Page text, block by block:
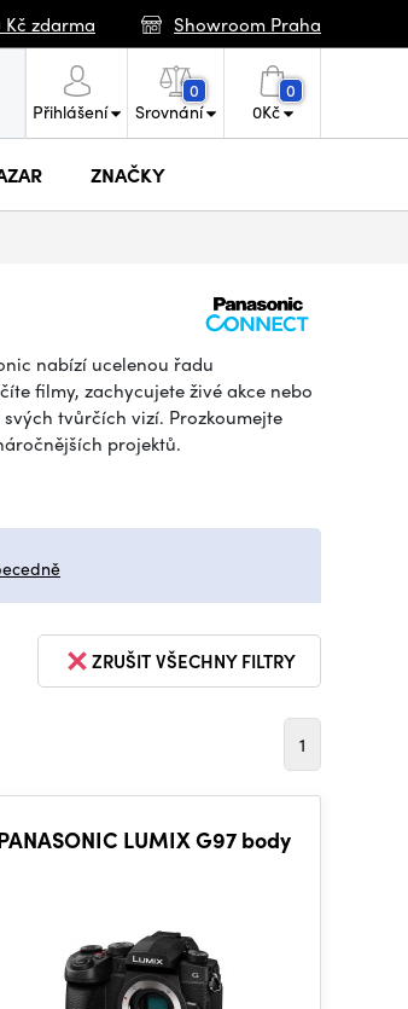
zdarma Showroom Praha
Přihlášení
0
Srovnání
0
0Kč
ZNAČKY
nabízí ucelenou řadu
filmy, zachycujete živé akce nebo
tvůrčích vizí. Prozkoumejte
projektů.
ZRUŠIT VŠECHNY FILTRY
1
LUMIX G97 body